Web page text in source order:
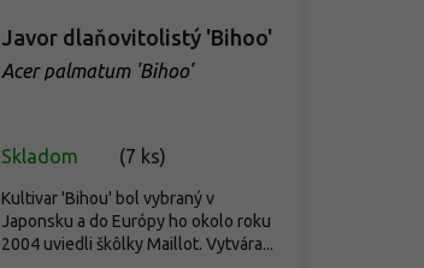
Javor dlaňovitolistý 'Bihoo'
Acer palmatum 'Bihoo'
Skladom (7 ks)
Kultivar 'Bihou' bol vybraný v
Japonsku a do Európy ho okolo roku
2004 uviedli škôlky Maillot. Vytvára...